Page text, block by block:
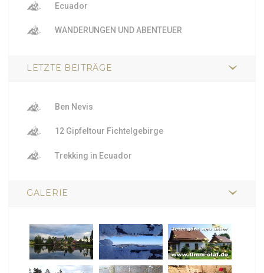
Ecuador
WANDERUNGEN UND ABENTEUER
LETZTE BEITRÄGE
Ben Nevis
12 Gipfeltour Fichtelgebirge
Trekking in Ecuador
GALERIE